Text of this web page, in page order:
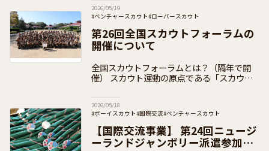
2026/05/19
#ベンチャースカウト#ローバースカウト
#日本連盟事業（イベント事業）
#全国スカウトフォーラム
#お知らせ#加盟員向け
第26回全国スカウトフォーラムの
開催について
全国スカウトフォーラムとは？（隔年で開
催） スカウト運動の原点である「スカウト
年の意思決定への参画」を、より推進してい
く
2026/05/18
#ボーイスカウト#国際交流#ベンチャースカウト
#日本連盟事業（イベント事業）
#加盟員向け
【国際交流事業】 第24回ニュージ
ーランドジャンボリー派遣参加者